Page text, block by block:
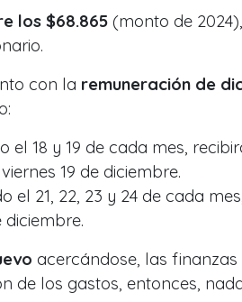
los $68.865 (monto de
con la remuneración de
el 18 y 19 de cada mes,
19 de diciembre.
el 21, 22, 23 y 24 de cada
diciembre.
acercándose, las
de los gastos, entonces,